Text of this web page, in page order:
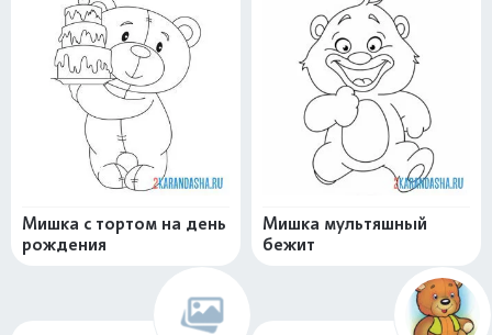
Мишка с тортом на день
рождения
Мишка мультяшный
бежит